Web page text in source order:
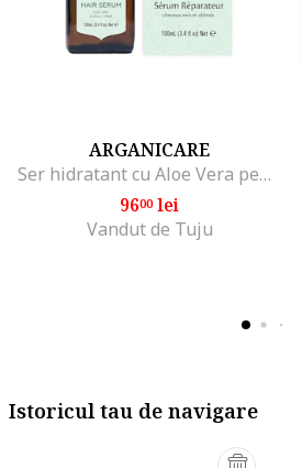
ARGANICARE
Ser hidratant cu Aloe Vera pentru par uscat si lipsit de stralucire, 100 ml
9600lei
Vandut de Tuju
Istoricul tau de navigare